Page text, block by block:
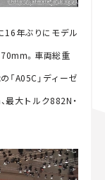
16年ぶりにモデル
。車両総重
「A05C」ディーゼ
大トルク882N・